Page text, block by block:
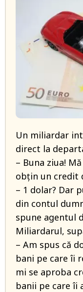
Un miliardar
direct la
– Buna ziua!
obțin un credit
– 1 dolar? Dar
din contul
spune agentul
Miliardarul,
– Am spus că
bani pe care îi
mi se aproba
banii pe care îi